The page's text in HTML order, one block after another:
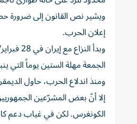
إعلان الحرب.
وبدأ
الجمعة مهلة الستين يوماً
ومنذ اندلاع الحرب، حاول
إلا أنّ بعض المشرّعين
الكونغرس. لكن في غياب دعم كافٍ